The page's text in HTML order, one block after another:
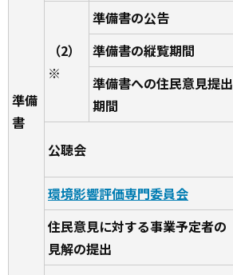
準備
書
（2）
※
準備書の公告
準備書の縦覧期間
準備書への住民意見提出
期間
公聴会
環境影響評価専門委員会
住民意見に対する事業予定者の
見解の提出